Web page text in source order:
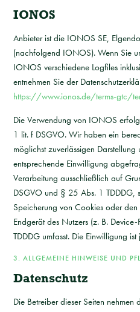
IONOS
Anbieter ist die IONOS SE,
(nachfolgend IONOS). Wenn Sie
IONOS verschiedene Logfiles
entnehmen Sie der
https://www.ionos.de/terms-gtc/
Die Verwendung von IONOS
1 lit. f DSGVO. Wir haben ein
möglichst zuverlässigen
entsprechende Einwilligung
Verarbeitung ausschließlich auf
DSGVO und § 25 Abs. 1 TDDDG,
Speicherung von Cookies oder
Endgerät des Nutzers (z. B.
TDDDG umfasst. Die Einwilligung
3. ALLGEMEINE HINWEISE UND
Datenschutz
Die Betreiber dieser Seiten nehmen